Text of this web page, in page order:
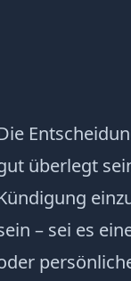
überlegt
– sei es